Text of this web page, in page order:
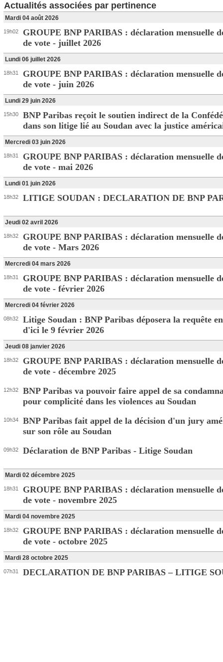
Actualités associées par pertinence
Mardi 04 août 2026
19h02
GROUPE BNP PARIBAS : déclaration mensuelle
de vote - juillet 2026
Lundi 06 juillet 2026
18h31
GROUPE BNP PARIBAS : déclaration mensuelle
de vote - juin 2026
Lundi 29 juin 2026
15h30
BNP Paribas reçoit le soutien indirect de la
dans son litige lié au Soudan avec la justice
Mercredi 03 juin 2026
18h31
GROUPE BNP PARIBAS : déclaration mensuelle
de vote - mai 2026
Lundi 01 juin 2026
18h32 LITIGE SOUDAN : DECLARATION DE BNP
Jeudi 02 avril 2026
18h32
GROUPE BNP PARIBAS : déclaration mensuelle
de vote - Mars 2026
Mercredi 04 mars 2026
18h31
GROUPE BNP PARIBAS : déclaration mensuelle
de vote - février 2026
Mercredi 04 février 2026
08h32
Litige Soudan : BNP Paribas déposera la requête
d'ici le 9 février 2026
Jeudi 08 janvier 2026
18h32
GROUPE BNP PARIBAS : déclaration mensuelle
de vote - décembre 2025
12h32
BNP Paribas va pouvoir faire appel de sa
pour complicité dans les violences au Soudan
10h34
BNP Paribas fait appel de la décision d'un jury
sur son rôle au Soudan
09h32 Déclaration de BNP Paribas - Litige Soudan
Mardi 02 décembre 2025
18h31
GROUPE BNP PARIBAS : déclaration mensuelle
de vote - novembre 2025
Mardi 04 novembre 2025
18h32
GROUPE BNP PARIBAS : déclaration mensuelle
de vote - octobre 2025
Mardi 28 octobre 2025
07h31 DECLARATION DE BNP PARIBAS – LITIGE